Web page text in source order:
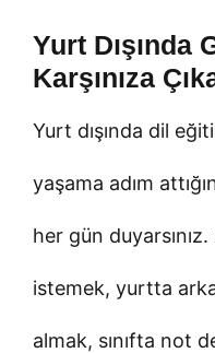
Yurt Dışında
Karşınıza
Yurt dışında dil
yaşama adım
her gün
istemek, yurtta
almak, sınıfta not